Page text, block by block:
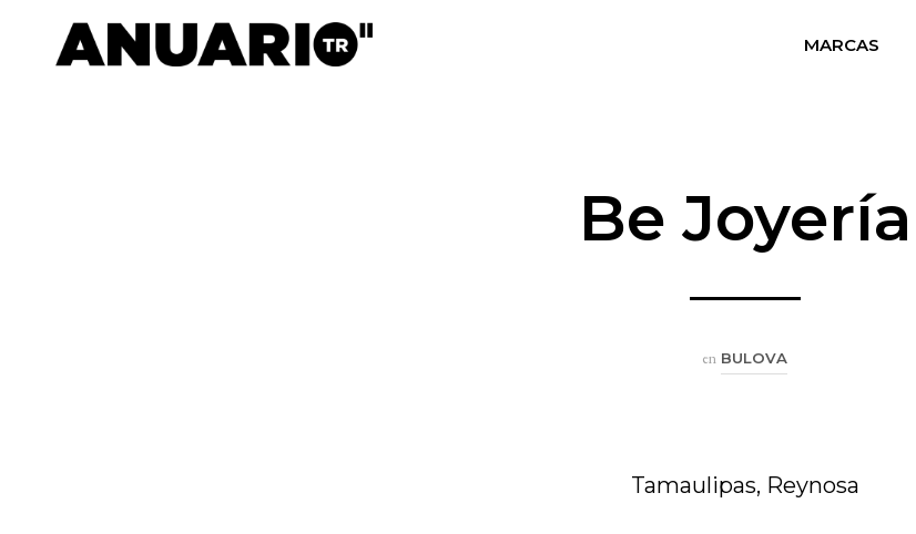
MARCAS
Be Joyería
en BULOVA
Tamaulipas, Reynosa